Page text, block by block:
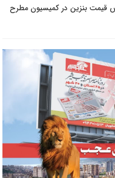
قیمت بنزین در کمیسیون مطرح